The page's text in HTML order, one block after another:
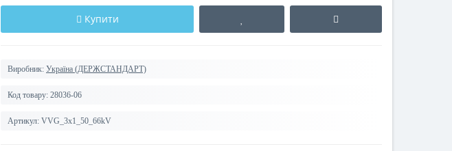
Купити
Виробник: Україна (ДЕРЖСТАНДАРТ)
Код товару: 28036-06
Артикул: VVG_3x1_50_66kV